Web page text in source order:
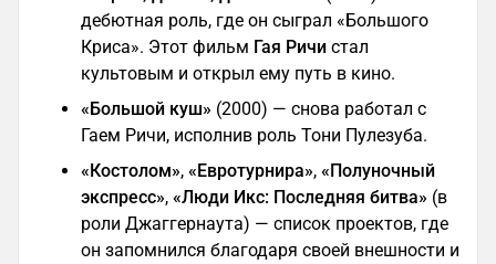
дебютная роль, где он сыграл «Большого
Криса». Этот фильм Гая Ричи стал
культовым и открыл ему путь в кино.
«Большой куш» (2000) — снова работал с
Гаем Ричи, исполнив роль Тони Пулезуба.
«Костолом», «Евротурнира», «Полуночный
экспресс», «Люди Икс: Последняя битва» (в
роли Джаггернаута) — список проектов, где
он запомнился благодаря своей внешности и